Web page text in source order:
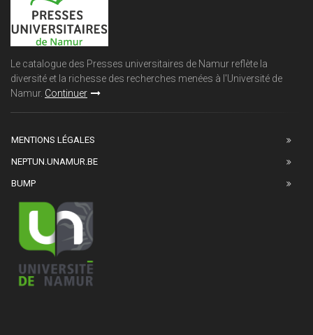
Le catalogue des Presses universitaires de Namur reflète la
diversité et la richesse des recherches menées à l'Université de
Namur. Continuer
MENTIONS LÉGALES
NEPTUN.UNAMUR.BE
BUMP